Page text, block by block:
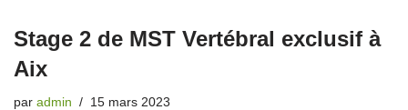
Stage 2 de MST Vertébral exclusif à
Aix
par admin 15 mars 2023